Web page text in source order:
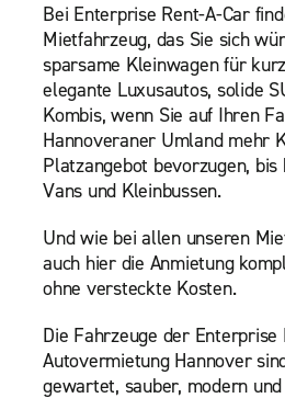
Bei Enterprise Rent-A-Car
Mietfahrzeug, das Sie sich
sparsame Kleinwagen für
elegante Luxusautos, solide
Kombis, wenn Sie auf Ihren
Hannoveraner Umland mehr
Platzangebot bevorzugen,
Vans und Kleinbussen.
Und wie bei allen unseren
auch hier die Anmietung
ohne versteckte Kosten.
Die Fahrzeuge der Enterprise
Autovermietung Hannover
gewartet, sauber, modern